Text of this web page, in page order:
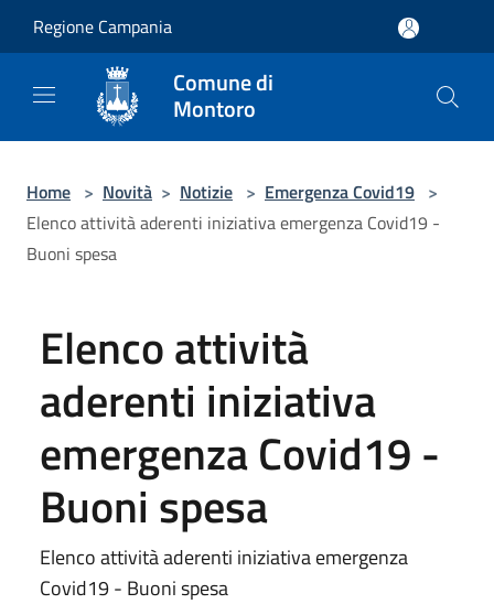
Regione Campania
Comune di
Montoro
Home > Novità > Notizie > Emergenza Covid19 >
Elenco attività aderenti iniziativa emergenza Covid19 -
Buoni spesa
Elenco attività
aderenti iniziativa
emergenza Covid19 -
Buoni spesa
Elenco attività aderenti iniziativa emergenza
Covid19 - Buoni spesa